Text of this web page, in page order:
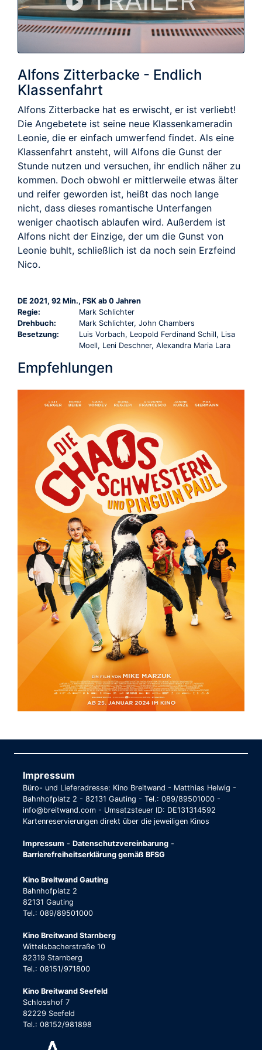
Alfons Zitterbacke - Endlich
Klassenfahrt
Alfons Zitterbacke hat es erwischt, er ist verliebt!
Die Angebetete ist seine neue Klassenkameradin
Leonie, die er einfach umwerfend findet. Als eine
Klassenfahrt ansteht, will Alfons die Gunst der
Stunde nutzen und versuchen, ihr endlich näher zu
kommen. Doch obwohl er mittlerweile etwas älter
und reifer geworden ist, heißt das noch lange
nicht, dass dieses romantische Unterfangen
weniger chaotisch ablaufen wird. Außerdem ist
Alfons nicht der Einzige, der um die Gunst von
Leonie buhlt, schließlich ist da noch sein Erzfeind
Nico.
DE 2021, 92 Min., FSK ab 0 Jahren
Regie:
Mark Schlichter
Drehbuch:
Mark Schlichter, John Chambers
Besetzung:
Luis Vorbach, Leopold Ferdinand Schill, Lisa
Moell, Leni Deschner, Alexandra Maria Lara
Empfehlungen
Impressum
Büro- und Lieferadresse: Kino Breitwand - Matthias Helwig -
Bahnhofplatz 2 - 82131 Gauting - Tel.: 089/89501000 -
info@breitwand.com - Umsatzsteuer ID: DE131314592
Kartenreservierungen direkt über die jeweiligen Kinos
Impressum - Datenschutzvereinbarung -
Barrierefreiheitserklärung gemäß BFSG
Kino Breitwand Gauting
Bahnhofplatz 2
82131 Gauting
Tel.: 089/89501000
Kino Breitwand Starnberg
Wittelsbacherstraße 10
82319 Starnberg
Tel.: 08151/971800
Kino Breitwand Seefeld
Schlosshof 7
82229 Seefeld
Tel.: 08152/981898